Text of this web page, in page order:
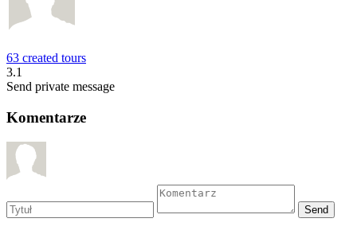
63 created tours
3.1
Send private message
Komentarze